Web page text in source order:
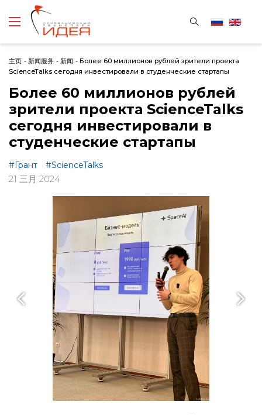
主页 - 新闻服务 - 新闻 - Более 60 миллионов рублей зрители проекта
ScienceTalks сегодня инвестировали в студенческие стартапы
Более 60 миллионов рублей
зрители проекта ScienceTalks
сегодня инвестировали в
студенческие стартапы
#Грант #ScienceTalks
21 三月 2024